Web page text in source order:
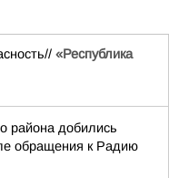
«Республика
района добились
обращения к Радию